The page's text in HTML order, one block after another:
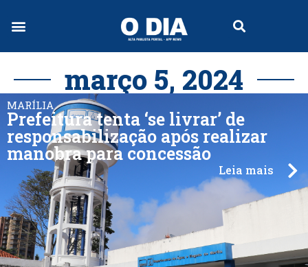
março 5, 2024
MARÍLIA
Prefeitura tenta ‘se livrar’ de
responsabilização após realizar
manobra para concessão
Leia mais